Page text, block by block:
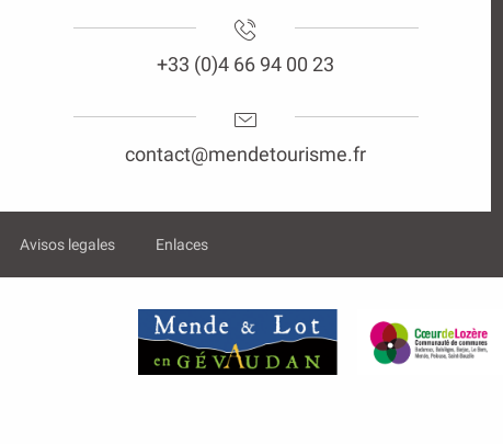
+33 (0)4 66 94 00 23
contact@mendetourisme.fr
Avisos legales Enlaces